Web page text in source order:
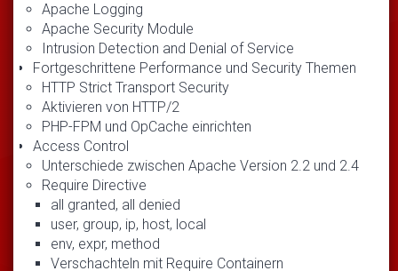
Apache Logging
Apache Security Module
Intrusion Detection and Denial of Service
Fortgeschrittene Performance und Security Themen
HTTP Strict Transport Security
Aktivieren von HTTP/2
PHP-FPM und OpCache einrichten
Access Control
Unterschiede zwischen Apache Version 2.2 und 2.4
Require Directive
all granted, all denied
user, group, ip, host, local
env, expr, method
Verschachteln mit Require Containern